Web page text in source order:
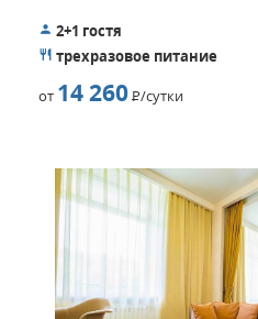
2+1 гостя
трехразовое питание
от 14 260Р/сутки